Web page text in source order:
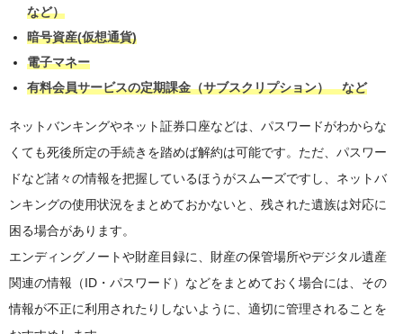
など）
暗号資産(仮想通貨)
電子マネー
有料会員サービスの定期課金（サブスクリプション） など
ネットバンキングやネット証券口座などは、パスワードがわからな
くても死後所定の手続きを踏めば解約は可能です。ただ、パスワー
ドなど諸々の情報を把握しているほうがスムーズですし、ネットバ
ンキングの使用状況をまとめておかないと、残された遺族は対応に
困る場合があります。
エンディングノートや財産目録に、財産の保管場所やデジタル遺産
関連の情報（ID・パスワード）などをまとめておく場合には、その
情報が不正に利用されたりしないように、適切に管理されることを